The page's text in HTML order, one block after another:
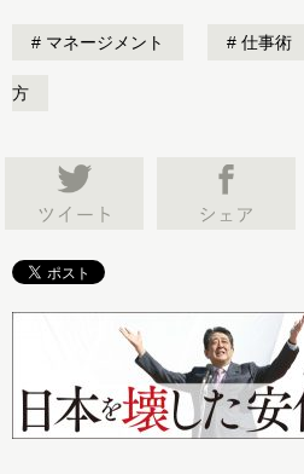
マネージメント 仕事術
方